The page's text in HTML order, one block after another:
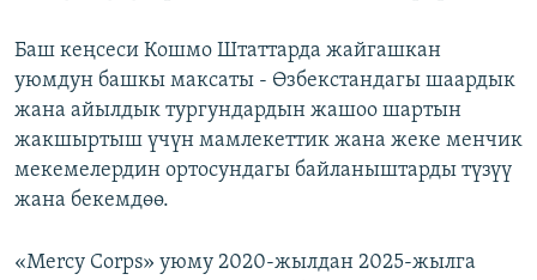
Баш кеңсеси Кошмо Штаттарда жайгашкан
уюмдун башкы максаты - Өзбекстандагы шаардык
жана айылдык тургундардын жашоо шартын
жакшыртыш үчүн мамлекеттик жана жеке менчик
мекемелердин ортосундагы байланыштарды түзүү
жана бекемдөө.
«Mercy Corps» уюму 2020-жылдан 2025-жылга